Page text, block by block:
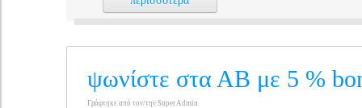
ψωνίστε στα ΑΒ με 5 %
Γράφτηκε από τον/την Super Admin